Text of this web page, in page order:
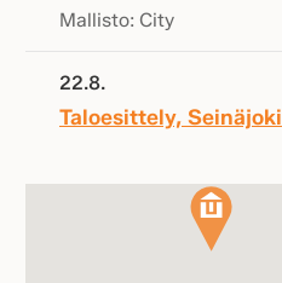
Mallisto: City
22.8.
Taloesittely, Seinäjoki